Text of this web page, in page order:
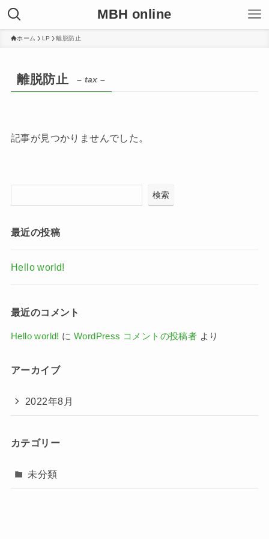
MBH online
ホーム LP 離脱防止
離脱防止 – tax –
記事が見つかりませんでした。
検索
最近の投稿
Hello world!
最近のコメント
Hello world! に WordPress コメントの投稿者 より
アーカイブ
2022年8月
カテゴリー
未分類